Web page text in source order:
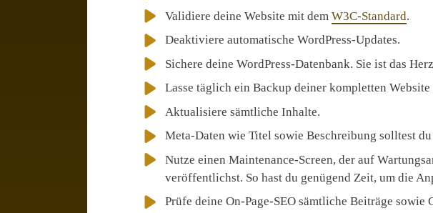
Validiere deine Website mit dem W3C-Standard.
Deaktiviere automatische WordPress-Updates.
Sichere deine WordPress-Datenbank. Sie ist das
Lasse täglich ein Backup deiner kompletten
Aktualisiere sämtliche Inhalte.
Meta-Daten wie Titel sowie Beschreibung solltest
Nutze einen Maintenance-Screen, der auf
veröffentlichst. So hast du genügend Zeit, um die
Prüfe deine On-Page-SEO sämtliche Beiträge sowie